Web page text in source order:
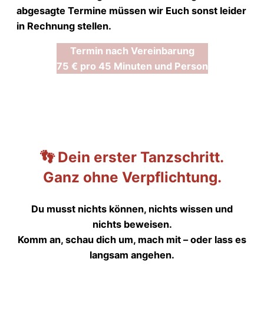
abgesagte Termine müssen wir Euch sonst leider
in Rechnung stellen.
Termin nach Vereinbarung
75 € pro 45 Minuten und Person
👣Dein erster Tanzschritt.
Ganz ohne Verpflichtung.
Du musst nichts können, nichts wissen und
nichts beweisen.
Komm an, schau dich um, mach mit – oder lass es
langsam angehen.